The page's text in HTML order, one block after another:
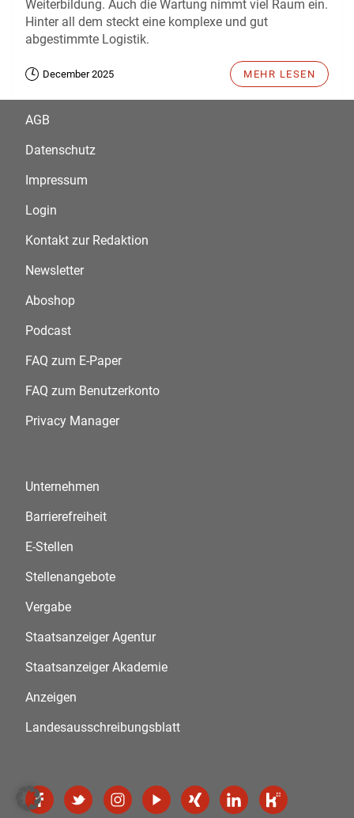
Weiterbildung. Auch die Wartung nimmt viel Raum ein.
Hinter all dem steckt eine komplexe und gut
abgestimmte Logistik.
December 2025 MEHR LESEN
AGB
Datenschutz
Impressum
Login
Kontakt zur Redaktion
Newsletter
Aboshop
Podcast
FAQ zum E-Paper
FAQ zum Benutzerkonto
Privacy Manager
Unternehmen
Barrierefreiheit
E-Stellen
Stellenangebote
Vergabe
Staatsanzeiger Agentur
Staatsanzeiger Akademie
Anzeigen
Landesausschreibungsblatt